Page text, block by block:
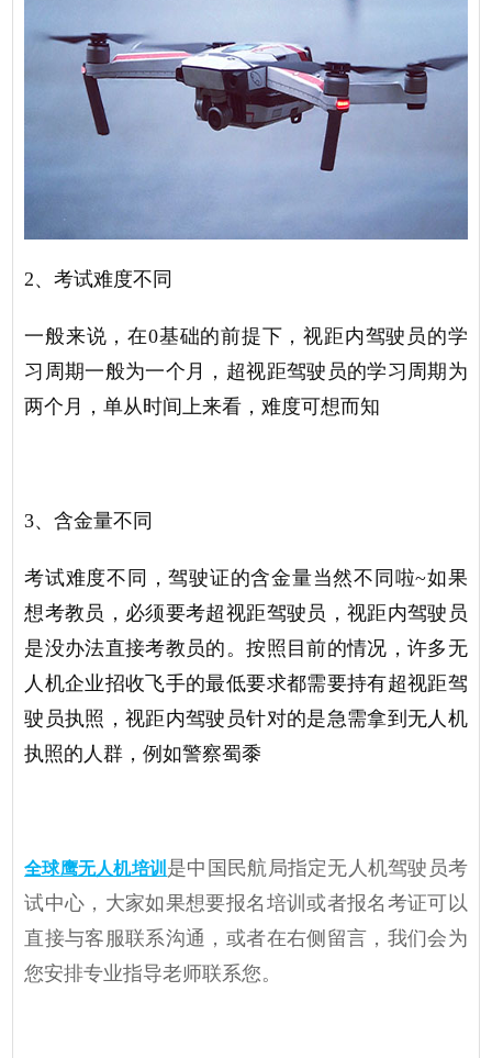
2、考试难度不同
一般来说，在0基础的前提下，视距内驾驶员的学
习周期一般为一个月，超视距驾驶员的学习周期为
两个月，单从时间上来看，难度可想而知
3、含金量不同
考试难度不同，驾驶证的含金量当然不同啦~如果
想考教员，必须要考超视距驾驶员，视距内驾驶员
是没办法直接考教员的。按照目前的情况，许多无
人机企业招收飞手的最低要求都需要持有超视距驾
驶员执照，视距内驾驶员针对的是急需拿到无人机
执照的人群，例如警察蜀黍
全球鹰无人机培训 是中国民航局指定无人机驾驶员考
试中心，大家如果想要报名培训或者报名考证可以
直接与客服联系沟通，或者在右侧留言，我们会为
您安排专业指导老师联系您。